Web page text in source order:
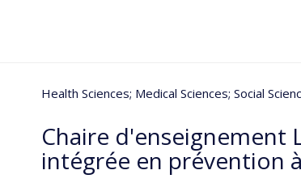
Health Sciences; Medical Sciences; Social
Chaire d'enseignement
intégrée en prévention